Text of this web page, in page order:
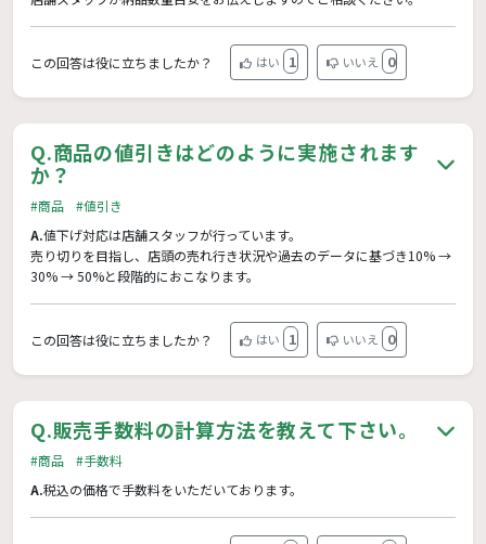
この回答は役に立ちましたか？ はい 1 いいえ 0
Q.商品の値引きはどのように実施されます
か？
#商品
#値引き
A.値下げ対応は店舗スタッフが行っています。
売り切りを目指し、店頭の売れ行き状況や過去のデータに基づき10% →
30% → 50%と段階的におこなります。
この回答は役に立ちましたか？ はい 1 いいえ 0
Q.販売手数料の計算方法を教えて下さい。
#商品
#手数料
A.税込の価格で手数料をいただいております。